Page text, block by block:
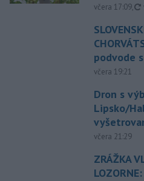
včera 17:09,
podvode
včera 19:21
Dron s
Lipsko/
včera 21:29
ZRÁŽKA